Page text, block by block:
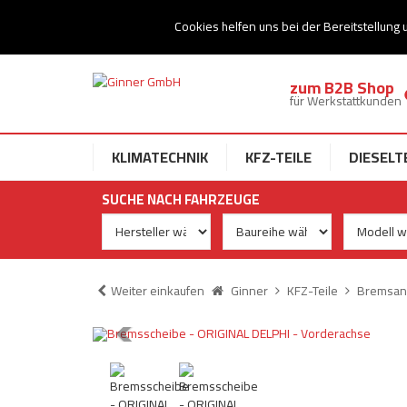
Cookies helfen uns bei der Bereitstellung
Ihr Speziallist für Dieseltechnik
zum B2B Shop
für Werkstattkunden
KLIMATECHNIK KFZ-TEILE
SUCHE NACH FAHRZEUGE
Weiter einkaufen Ginner KFZ-Teile